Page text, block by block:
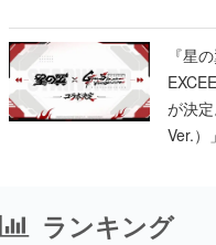
『星
が決
Ver.）
ランキング